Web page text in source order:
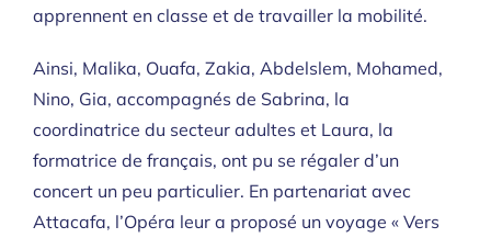
apprennent en classe et de travailler la mobilité.
Ainsi, Malika, Ouafa, Zakia, Abdelslem, Mohamed,
Nino, Gia, accompagnés de Sabrina, la
coordinatrice du secteur adultes et Laura, la
formatrice de français, ont pu se régaler d’un
concert un peu particulier. En partenariat avec
Attacafa, l’Opéra leur a proposé un voyage « Vers